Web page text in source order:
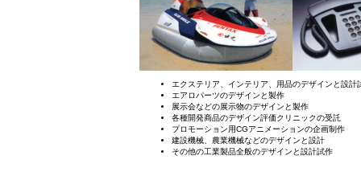
エクステリア、インテリア、用品のデザインと設計
エアロパーツのデザインと製作
展示会などの展示物のデザインと製作
各種開発商品のデザイン評価クリニックの受託
プロモーション用CGアニメーションの企画制作
建設機械、農業機械などのデザインと設計
その他の工業製品全般のデザインと設計試作